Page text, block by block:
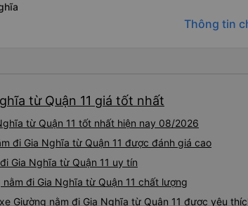
Thông tin
từ Quận 11 giá tốt nhất
từ Quận 11 tốt nhất hiện nay 08/2026
đi Gia Nghĩa từ Quận 11 được đánh giá cao
Gia Nghĩa từ Quận 11 uy tín
đi Gia Nghĩa từ Quận 11 chất lượng
Giường nằm đi Gia Nghĩa từ Quận 11 được yêu